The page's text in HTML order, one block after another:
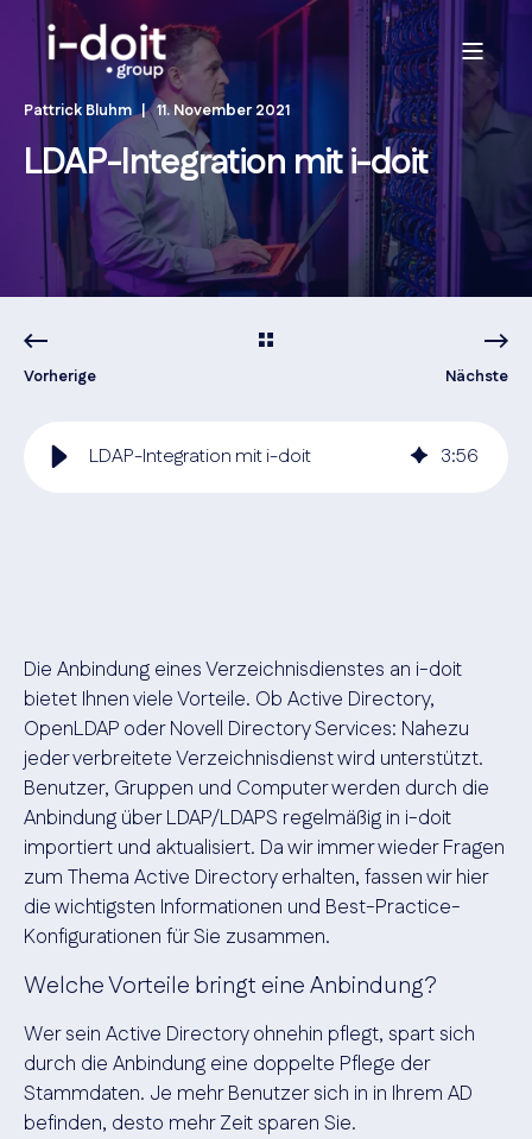
Pattrick Bluhm 11. November 2021
LDAP-Integration mit i-doit
Vorherige Nächste
LDAP-Integration mit i-doit 3:56
Die Anbindung eines Verzeichnisdienstes an i-doit
bietet Ihnen viele Vorteile. Ob Active Directory,
OpenLDAP oder Novell Directory Services: Nahezu
jeder verbreitete Verzeichnisdienst wird unterstützt.
Benutzer, Gruppen und Computer werden durch die
Anbindung über LDAP/LDAPS regelmäßig in i-doit
importiert und aktualisiert. Da wir immer wieder Fragen
zum Thema Active Directory erhalten, fassen wir hier
die wichtigsten Informationen und Best-Practice-
Konfigurationen für Sie zusammen.
Welche Vorteile bringt eine Anbindung?
Wer sein Active Directory ohnehin pflegt, spart sich
durch die Anbindung eine doppelte Pflege der
Stammdaten. Je mehr Benutzer sich in in Ihrem AD
befinden, desto mehr Zeit sparen Sie.